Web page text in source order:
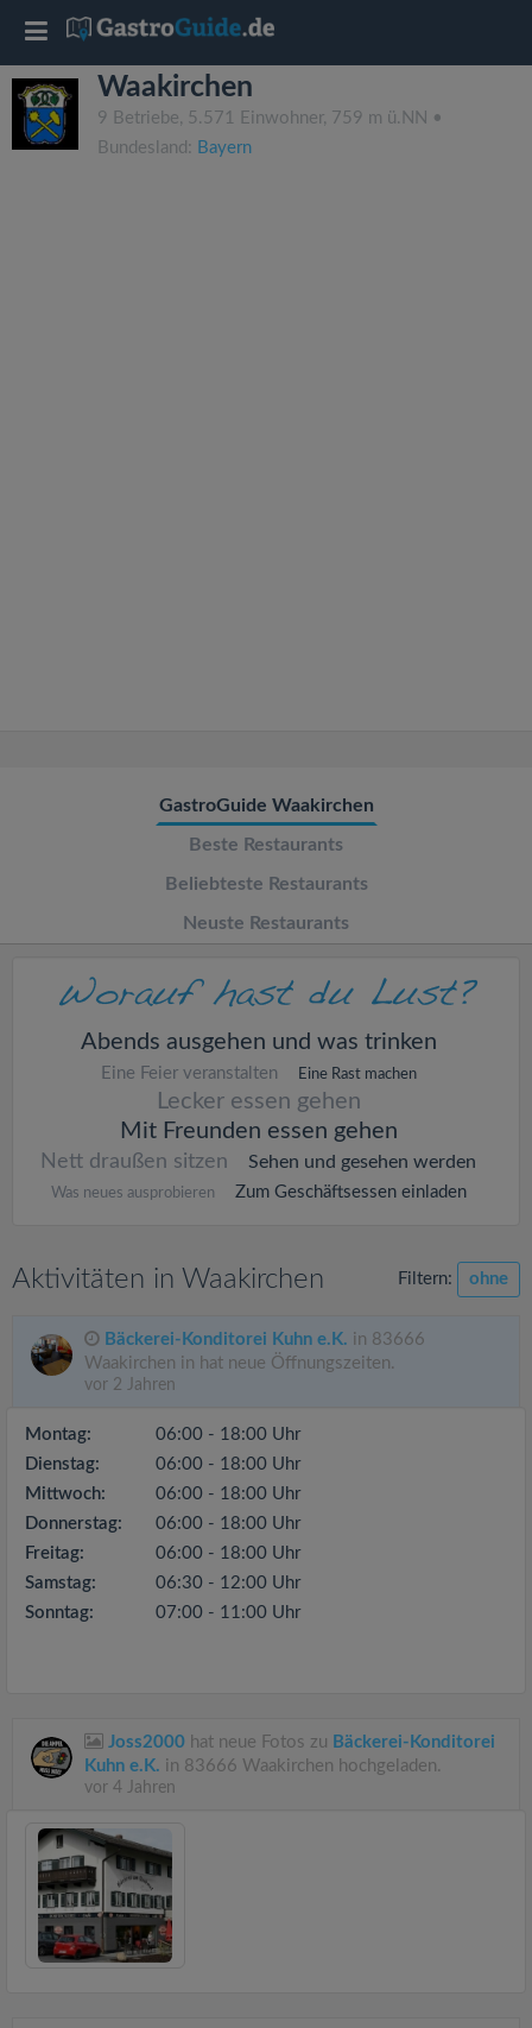
Waakirchen
9 Betriebe, 5.571 Einwohner, 759 m ü.NN •
Bundesland: Bayern
GastroGuide Waakirchen
Beste Restaurants
Beliebteste Restaurants
Neuste Restaurants
Abends ausgehen und was trinken
Eine Feier veranstalten Eine Rast machen
Lecker essen gehen
Mit Freunden essen gehen
Nett draußen sitzen Sehen und gesehen werden
Was neues ausprobieren Zum Geschäftsessen einladen
Aktivitäten in Waakirchen Filtern: ohne
Bäckerei-Konditorei Kuhn e.K. in 83666
Waakirchen in hat neue Öffnungszeiten.
vor 2 Jahren
Montag:
06:00 - 18:00 Uhr
Dienstag:
06:00 - 18:00 Uhr
Mittwoch:
06:00 - 18:00 Uhr
Donnerstag:
06:00 - 18:00 Uhr
Freitag:
06:00 - 18:00 Uhr
Samstag:
06:30 - 12:00 Uhr
Sonntag:
07:00 - 11:00 Uhr
Joss2000 hat neue Fotos zu Bäckerei-Konditorei
Kuhn e.K. in 83666 Waakirchen hochgeladen.
vor 4 Jahren
T
o
g